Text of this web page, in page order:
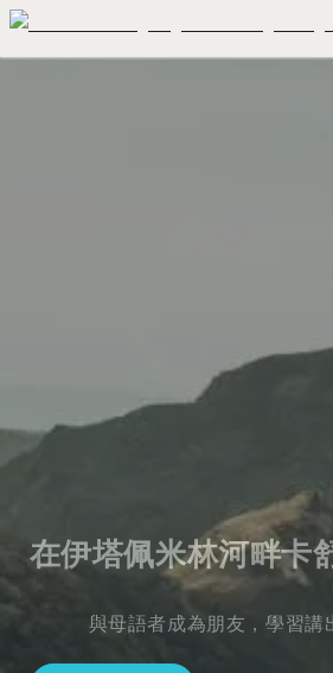
在伊塔佩米林河畔卡
與母語者成為朋友，學習講